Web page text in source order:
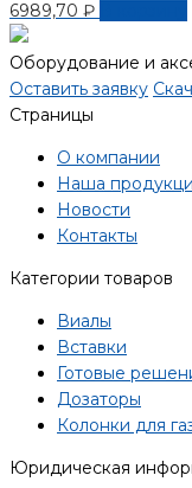
6989,70 ₽
Оборудование и
Оставить заявку
Страницы
О компании
Наша
Новости
Контакты
Категории товаров
Виалы
Вставки
Готовые
Дозаторы
Колонки для
Юридическая